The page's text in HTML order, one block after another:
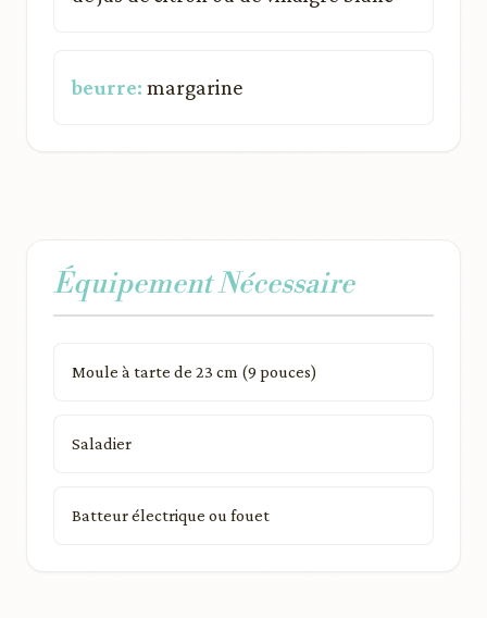
beurre: margarine
Équipement Nécessaire
Moule à tarte de 23 cm (9 pouces)
Saladier
Batteur électrique ou fouet